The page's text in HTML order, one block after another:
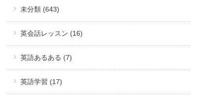
未分類 (643)
英会話レッスン (16)
英語あるある (7)
英語学習 (17)